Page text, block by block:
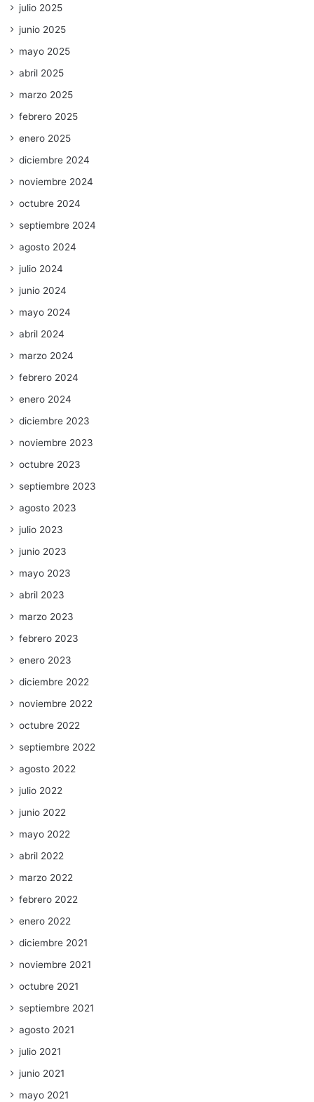
julio 2025
junio 2025
mayo 2025
abril 2025
marzo 2025
febrero 2025
enero 2025
diciembre 2024
noviembre 2024
octubre 2024
septiembre 2024
agosto 2024
julio 2024
junio 2024
mayo 2024
abril 2024
marzo 2024
febrero 2024
enero 2024
diciembre 2023
noviembre 2023
octubre 2023
septiembre 2023
agosto 2023
julio 2023
junio 2023
mayo 2023
abril 2023
marzo 2023
febrero 2023
enero 2023
diciembre 2022
noviembre 2022
octubre 2022
septiembre 2022
agosto 2022
julio 2022
junio 2022
mayo 2022
abril 2022
marzo 2022
febrero 2022
enero 2022
diciembre 2021
noviembre 2021
octubre 2021
septiembre 2021
agosto 2021
julio 2021
junio 2021
mayo 2021